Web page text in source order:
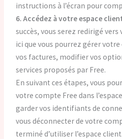
instructions à l’écran pour
6. Accédez à votre espace
succès, vous serez redirigé vers
ici que vous pourrez gérer
vos factures, modifier vos
services proposés par Free.
En suivant ces étapes, vous
votre compte Free dans
garder vos identifiants de
vous déconnecter de votre
terminé d’utiliser l’espace client.